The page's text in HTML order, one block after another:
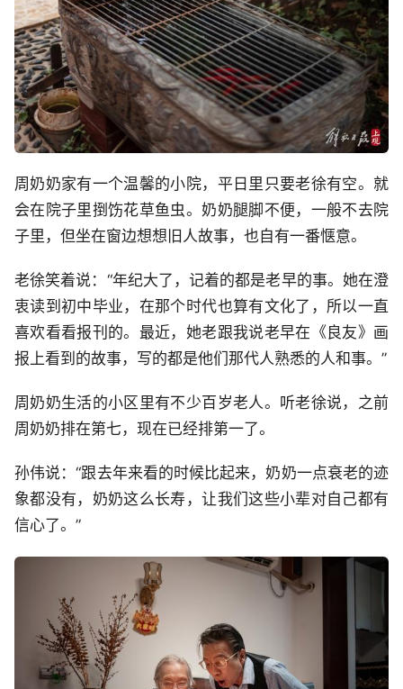
周奶奶家有一个温馨的小院，平日里只要老徐有空。就
会在院子里捯饬花草鱼虫。奶奶腿脚不便，一般不去院
子里，但坐在窗边想想旧人故事，也自有一番惬意。
老徐笑着说：“年纪大了，记着的都是老早的事。她在澄
衷读到初中毕业，在那个时代也算有文化了，所以一直
喜欢看看报刊的。最近，她老跟我说老早在《良友》画
报上看到的故事，写的都是他们那代人熟悉的人和事。”
周奶奶生活的小区里有不少百岁老人。听老徐说，之前
周奶奶排在第七，现在已经排第一了。
孙伟说：“跟去年来看的时候比起来，奶奶一点衰老的迹
象都没有，奶奶这么长寿，让我们这些小辈对自己都有
信心了。”